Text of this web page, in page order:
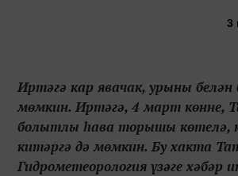
3
Иртәгә кар явачак, урыны белән
мөмкин. Иртәгә, 4 март көнне,
болытлы һава торышы көтелә,
китәргә дә мөмкин. Бу хакта
Гидрометеорология үзәге хәбәр